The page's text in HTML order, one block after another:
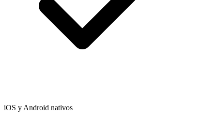
iOS y Android nativos